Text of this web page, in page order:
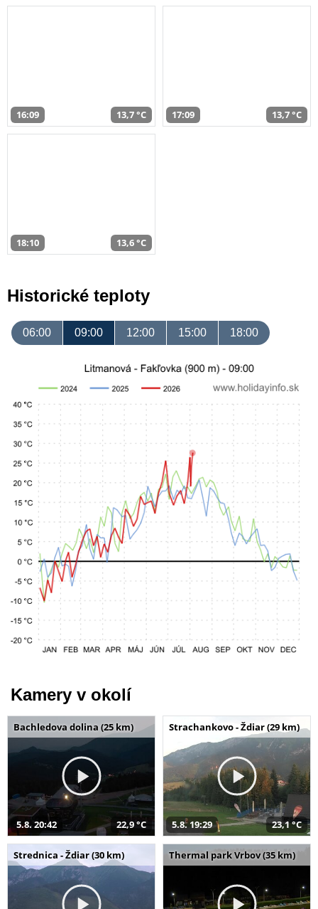
16:09 13,7 °C 17:09 13,7 °C
18:10 13,6 °C
Historické teploty
06:00 09:00 12:00 15:00 18:00
Kamery v okolí
Bachledova dolina (25 km)
5.8. 20:42 22,9 °C
Strachankovo - Ždiar (29 km)
5.8. 19:29 23,1 °C
Strednica - Ždiar (30 km) Thermal park Vrbov (35 km)